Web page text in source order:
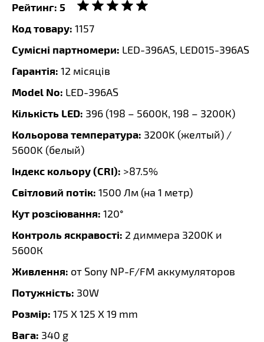
Рейтинг: 5
Код товару: 1157
Сумісні партномери: LED-396AS, LED015-396AS
Гарантія: 12 місяців
Model No: LED-396AS
Кількість LED: 396 (198 – 5600К, 198 – 3200К)
Кольорова температура: 3200K (желтый) /
5600K (белый)
Індекс кольору (CRI): >87.5%
Світловий потік: 1500 Лм (на 1 метр)
Кут розсіювання: 120°
Контроль яскравості: 2 диммера 3200K и
5600К
Живлення: от Sony NP-F/FM аккумуляторов
Потужність: 30W
Розмір: 175 X 125 X 19 mm
Вага: 340 g